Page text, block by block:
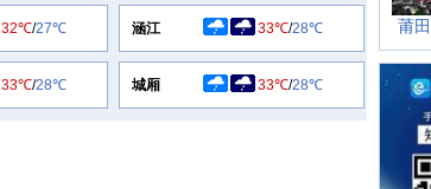
32℃/27℃ 涵江 33℃/28℃
33℃/28℃ 城厢 33℃/28℃
莆田